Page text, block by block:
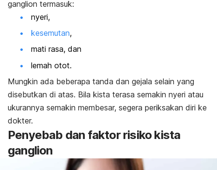
ganglion termasuk:
nyeri,
kesemutan,
mati rasa, dan
lemah otot.
Mungkin ada beberapa tanda dan gejala selain yang
disebutkan di atas. Bila kista terasa semakin nyeri atau
ukurannya semakin membesar, segera periksakan diri ke
dokter.
Penyebab dan faktor risiko kista
ganglion